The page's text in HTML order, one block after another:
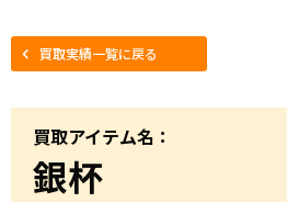
買取実績一覧に戻る
買取アイテム名：
銀杯